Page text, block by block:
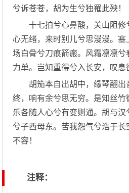
兮诉苍苍，胡为生兮独罹此殃！
十七拍兮心鼻酸，关山阻修
心无绪，来时别儿兮思漫漫。
场白骨兮刀痕箭瘢。风霜凛凛
力单。岂知重得兮入长安，叹息
胡笳本自出胡中，缘琴翻出
终，响有余兮思无穷。是知丝
乐各随人心兮有变则通。胡与
兮子西母东。苦我怨气兮浩于
不容！
注释：